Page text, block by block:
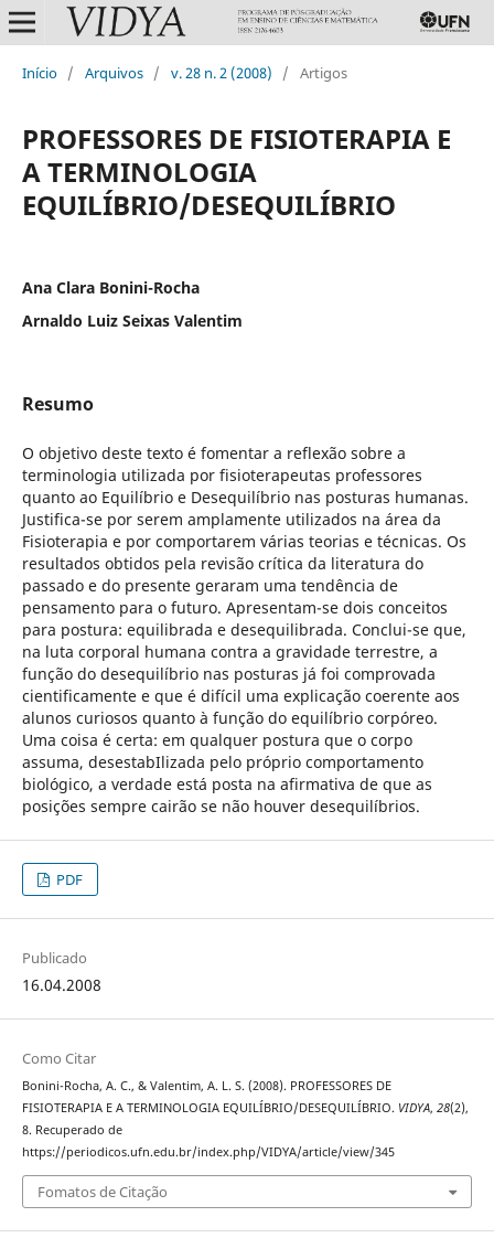
Início / Arquivos / v. 28 n. 2 (2008) / Artigos
PROFESSORES DE FISIOTERAPIA E
A TERMINOLOGIA
EQUILÍBRIO/DESEQUILÍBRIO
Ana Clara Bonini-Rocha
Arnaldo Luiz Seixas Valentim
Resumo
O objetivo deste texto é fomentar a reflexão sobre a
terminologia utilizada por fisioterapeutas professores
quanto ao Equilíbrio e Desequilíbrio nas posturas humanas.
Justifica-se por serem amplamente utilizados na área da
Fisioterapia e por comportarem várias teorias e técnicas. Os
resultados obtidos pela revisão crítica da literatura do
passado e do presente geraram uma tendência de
pensamento para o futuro. Apresentam-se dois conceitos
para postura: equilibrada e desequilibrada. Conclui-se que,
na luta corporal humana contra a gravidade terrestre, a
função do desequilíbrio nas posturas já foi comprovada
cientificamente e que é difícil uma explicação coerente aos
alunos curiosos quanto à função do equilíbrio corpóreo.
Uma coisa é certa: em qualquer postura que o corpo
assuma, desestabIlizada pelo próprio comportamento
biológico, a verdade está posta na afirmativa de que as
posições sempre cairão se não houver desequilíbrios.
PDF
Publicado
16.04.2008
Como Citar
Bonini-Rocha, A. C., & Valentim, A. L. S. (2008). PROFESSORES DE
FISIOTERAPIA E A TERMINOLOGIA EQUILÍBRIO/DESEQUILÍBRIO. VIDYA, 28(2),
8. Recuperado de
https://periodicos.ufn.edu.br/index.php/VIDYA/article/view/345
Fomatos de Citação